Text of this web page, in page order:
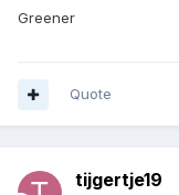
Greener
Quote
tijgertje19